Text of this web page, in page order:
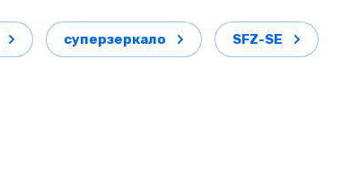
суперзеркало SFZ-SE